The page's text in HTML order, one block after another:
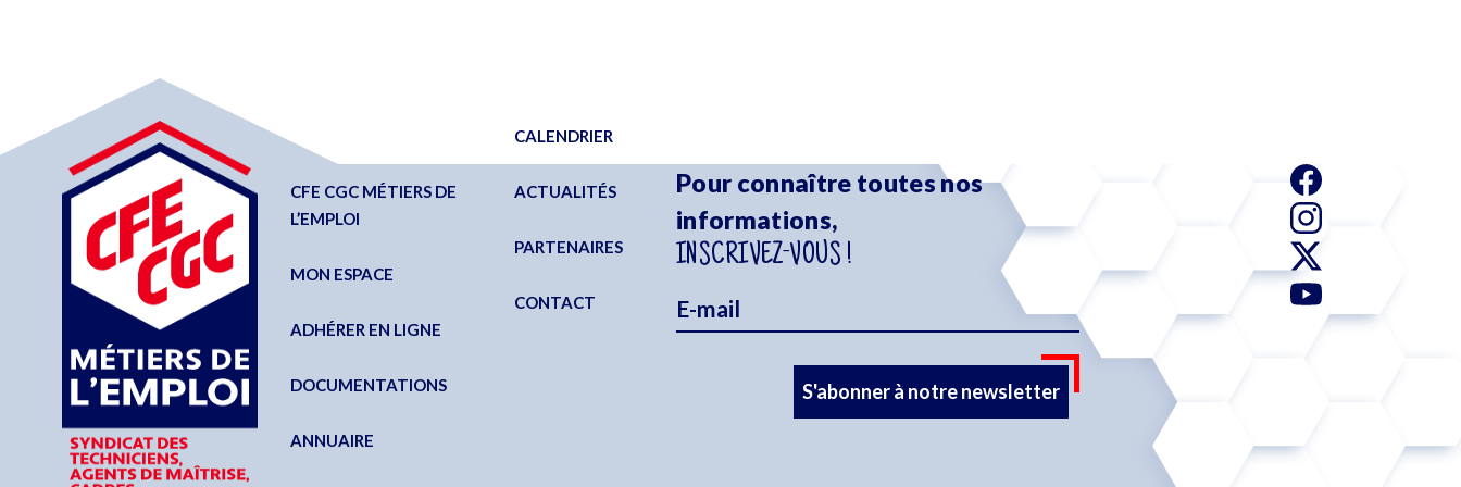
CFE CGC MÉTIERS DE
L’EMPLOI
MON ESPACE
ADHÉRER EN LIGNE
DOCUMENTATIONS
ANNUAIRE
CALENDRIER
ACTUALITÉS
PARTENAIRES
CONTACT
Pour connaître toutes nos
informations,
INSCRIVEZ-VOUS !
S'abonner à notre newsletter